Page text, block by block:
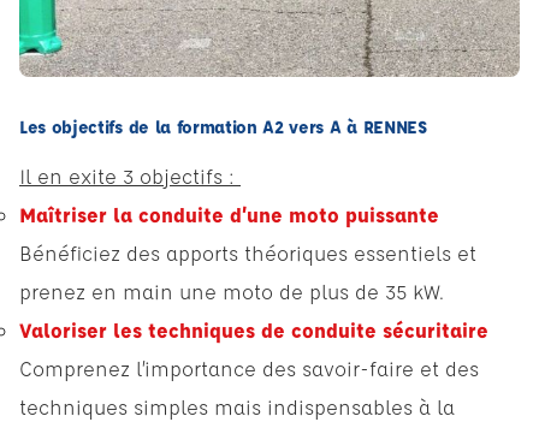
Les objectifs de la formation A2 vers A à RENNES
Il en exite 3 objectifs :
Maîtriser la conduite d’une moto puissante
Bénéficiez des apports théoriques essentiels et
prenez en main une moto de plus de 35 kW.
Valoriser les techniques de conduite sécuritaire
Comprenez l’importance des savoir-faire et des
techniques simples mais indispensables à la